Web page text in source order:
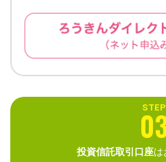
STEP
投資信託取引口座は